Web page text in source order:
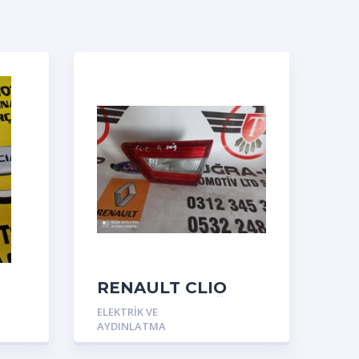
RENAULT CLIO
2012-2020 SAĞ
STOP LAMBASI
ELEKTRIK VE
AYDINLATMA